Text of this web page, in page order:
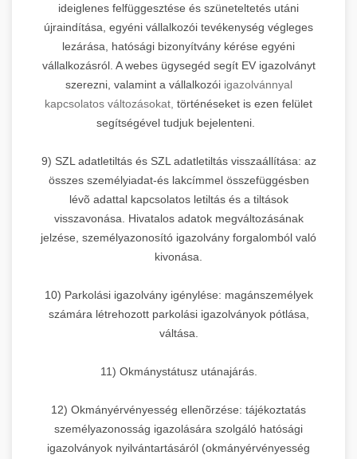
ideiglenes felfüggesztése és szüneteltetés utáni
újraindítása, egyéni vállalkozói tevékenység végleges
lezárása, hatósági bizonyítvány kérése egyéni
vállalkozásról. A webes ügysegéd segít EV igazolványt
szerezni, valamint a vállalkozói igazolvánnyal
kapcsolatos változásokat, történéseket is ezen felület
segítségével tudjuk bejelenteni.
9) SZL adatletiltás és SZL adatletiltás visszaállítása: az
összes személyiadat-és lakcímmel összefüggésben
lévõ adattal kapcsolatos letiltás és a tiltások
visszavonása. Hivatalos adatok megváltozásának
jelzése, személyazonosító igazolvány forgalomból való
kivonása.
10) Parkolási igazolvány igénylése: magánszemélyek
számára létrehozott parkolási igazolványok pótlása,
váltása.
11) Okmánystátusz utánajárás.
12) Okmányérvényesség ellenõrzése: tájékoztatás
személyazonosság igazolására szolgáló hatósági
igazolványok nyilvántartásáról (okmányérvényesség